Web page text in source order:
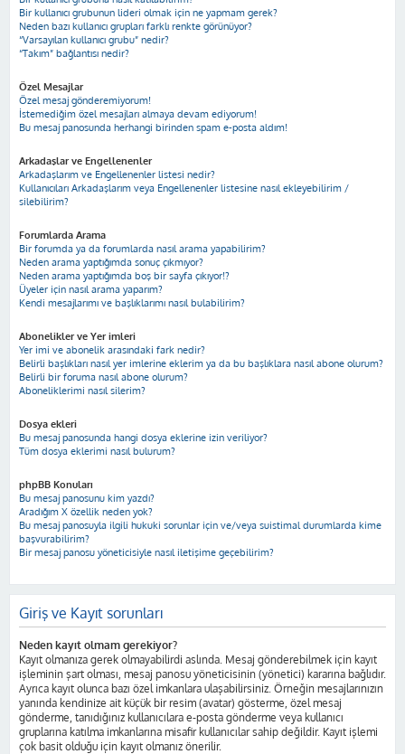
Bir kullanıcı grubunun lideri olmak için ne yapmam gerek?
Neden bazı kullanıcı grupları farklı renkte görünüyor?
“Varsayılan kullanıcı grubu” nedir?
“Takım” bağlantısı nedir?
Özel Mesajlar
Özel mesaj gönderemiyorum!
İstemediğim özel mesajları almaya devam ediyorum!
Bu mesaj panosunda herhangi birinden spam e-posta aldım!
Arkadaşlar ve Engellenenler
Arkadaşlarım ve Engellenenler listesi nedir?
Kullanıcıları Arkadaşlarım veya Engellenenler listesine nasıl ekleyebilirim /
silebilirim?
Forumlarda Arama
Bir forumda ya da forumlarda nasıl arama yapabilirim?
Neden arama yaptığımda sonuç çıkmıyor?
Neden arama yaptığımda boş bir sayfa çıkıyor!?
Üyeler için nasıl arama yaparım?
Kendi mesajlarımı ve başlıklarımı nasıl bulabilirim?
Abonelikler ve Yer imleri
Yer imi ve abonelik arasındaki fark nedir?
Belirli başlıkları nasıl yer imlerine eklerim ya da bu başlıklara nasıl abone olurum?
Belirli bir foruma nasıl abone olurum?
Aboneliklerimi nasıl silerim?
Dosya ekleri
Bu mesaj panosunda hangi dosya eklerine izin veriliyor?
Tüm dosya eklerimi nasıl bulurum?
phpBB Konuları
Bu mesaj panosunu kim yazdı?
Aradığım X özellik neden yok?
Bu mesaj panosuyla ilgili hukuki sorunlar için ve/veya suistimal durumlarda kime
başvurabilirim?
Bir mesaj panosu yöneticisiyle nasıl iletişime geçebilirim?
Giriş ve Kayıt sorunları
Neden kayıt olmam gerekiyor?
Kayıt olmanıza gerek olmayabilirdi aslında. Mesaj gönderebilmek için kayıt
işleminin şart olması, mesaj panosu yöneticisinin (yönetici) kararına bağlıdır.
Ayrıca kayıt olunca bazı özel imkanlara ulaşabilirsiniz. Örneğin mesajlarınızın
yanında kendinize ait küçük bir resim (avatar) gösterme, özel mesaj
gönderme, tanıdığınız kullanıcılara e-posta gönderme veya kullanıcı
gruplarına katılma imkanlarına misafir kullanıcılar sahip değildir. Kayıt işlemi
çok basit olduğu için kayıt olmanız önerilir.